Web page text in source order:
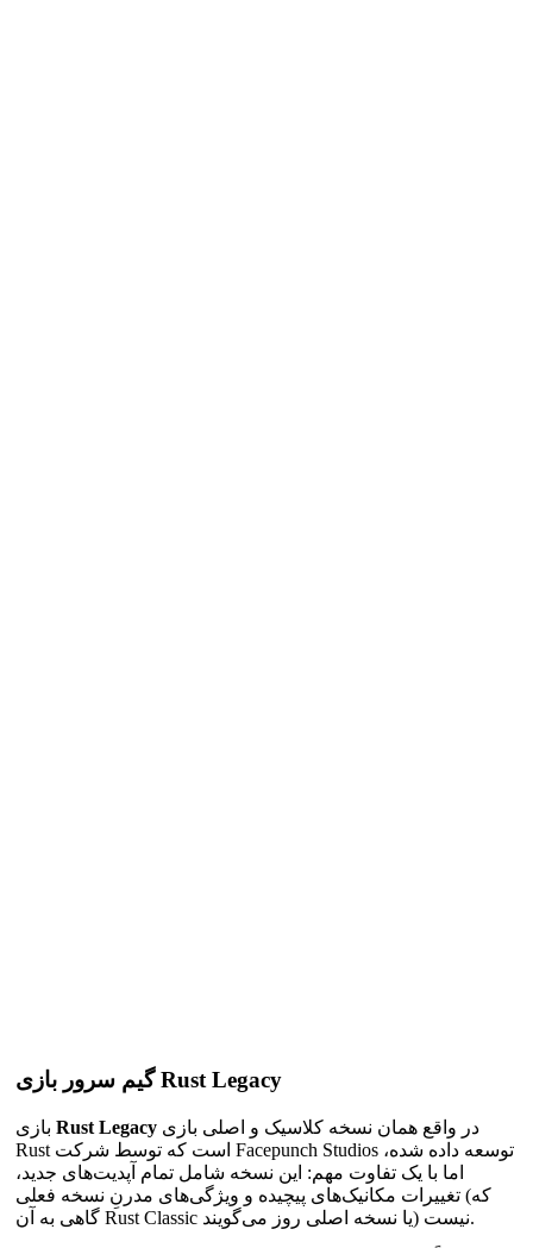
گیم سرور بازی Rust Legacy
Rust Legacy
Rust است که توسط شرکت Facepunch Studios توسعه داده شده،
اما با یک تفاوت مهم: این نسخه شامل تمام آپدیت‌های جدید،
تغییرات مکانیک‌های پیچیده و ویژگی‌های مدرنِ نسخه فعلی (که
گاهی به آن Rust Classic یا نسخه اصلی روز می‌گویند) نیست.